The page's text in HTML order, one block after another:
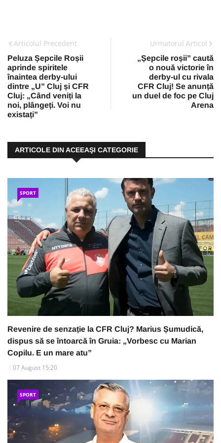
Articolul Precedent
Peluza Șepcile Roșii
aprinde spiritele
înaintea derby-ului
dintre „U” Cluj și CFR
Cluj: „Când veniți la
noi, plângeți. Voi nu
existați”
Urmatorul Articol
„Șepcile roșii” caută
o nouă victorie în
derby-ul cu rivala
CFR Cluj! Se anunță
un duel de foc pe Cluj
Arena
ARTICOLE DIN ACEEAŞI CATEGORIE
SPORT
Revenire de senzație la CFR Cluj? Marius Șumudică,
dispus să se întoarcă în Gruia: „Vorbesc cu Marian
Copilu. E un mare atu”
07 August 15:20
SPORT